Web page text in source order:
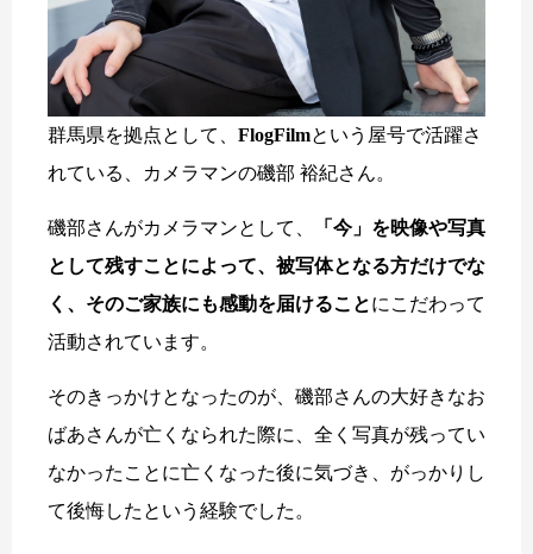
群馬県を拠点として、 FlogFilmという屋号で活躍さ
れている、カメラマンの磯部 裕紀さん。
磯部さんがカメラマンとして、
「今」を映像や写真
として残すことによって、被写体となる方だけでな
く、そのご家族にも感動を届けることにこだわって
活動されています。
そのきっかけとなったのが、磯部さんの大好きなお
ばあさんが亡くなられた際に、全く写真が残ってい
なかったことに亡くなった後に気づき、がっかりし
て後悔したという経験でした。